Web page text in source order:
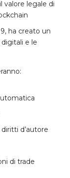
valore legale di
ha creato un
e le
d’autore
di trade